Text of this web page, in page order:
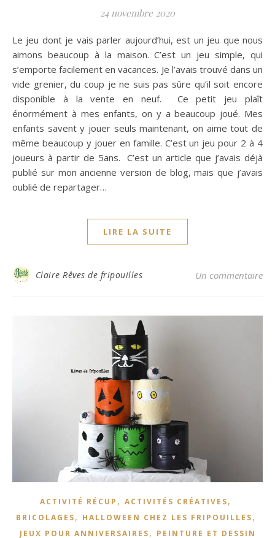
24 novembre 2020
Le jeu dont je vais parler aujourd’hui, est un jeu que nous
aimons beaucoup à la maison. C’est un jeu simple, qui
s’emporte facilement en vacances. Je l’avais trouvé dans un
vide grenier, du coup je ne suis pas sûre qu’il soit encore
disponible à la vente en neuf. Ce petit jeu plaît
énormément à mes enfants, on y a beaucoup joué. Mes
enfants savent y jouer seuls maintenant, on aime tout de
même beaucoup y jouer en famille. C’est un jeu pour 2 à 4
joueurs à partir de 5ans. C’est un article que j’avais déjà
publié sur mon ancienne version de blog, mais que j’avais
oublié de repartager…
LIRE LA SUITE
Claire Rêves de fripouilles Un commentaire
ACTIVITÉ RÉCUP , ACTIVITÉS CRÉATIVES,
BRICOLAGES, HALLOWEEN CHEZ LES FRIPOUILLES,
JEUX POUR ANNIVERSAIRES, PEINTURE ET DESSIN